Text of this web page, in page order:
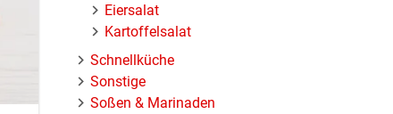
Eiersalat
Kartoffelsalat
Schnellküche
Sonstige
Soßen & Marinaden